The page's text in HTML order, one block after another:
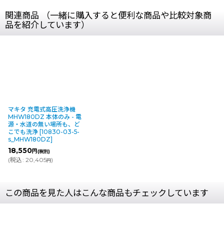
関連商品 （一緒に購入すると便利な商品や比較対象商
品を紹介しています）
マキタ 充電式高圧洗浄機
MHW180DZ 本体のみ - 電
源・水道の無い場所も、ど
こでも洗浄 [10830-03-5-
s_MHW180DZ]
18,550円(税別)
(税込: 20,405円)
この商品を見た人はこんな商品もチェックしています